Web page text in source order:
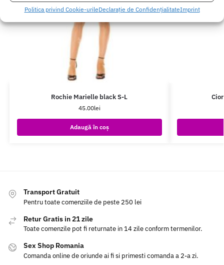
Politica privind Cookie-urileDeclarație de ConfidențialitateImprint
Rochie Marielle black S-L
45.00lei
Adaugă în coș
Transport Gratuit
Pentru toate comenziile de peste 250 lei
Retur Gratis in 21 zile
Toate comenzile pot fi returnate in 14 zile conform termenilor.
Sex Shop Romania
Comanda online de oriunde ai fi si primesti comanda a 2-a zi.